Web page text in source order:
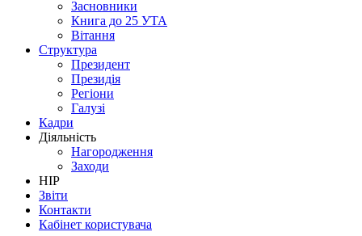
Засновники
Книга до 25 УТА
Вітання
Структура
Президент
Президія
Регіони
Галузі
Кадри
Діяльність
Нагородження
Заходи
НІР
Звіти
Контакти
Кабінет користувача